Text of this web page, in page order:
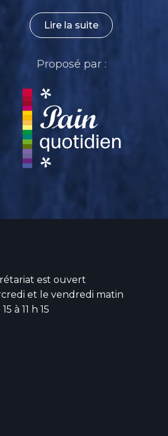
Lire la suite
Proposé par :
est ouvert
et le vendredi matin
à 11 h 15